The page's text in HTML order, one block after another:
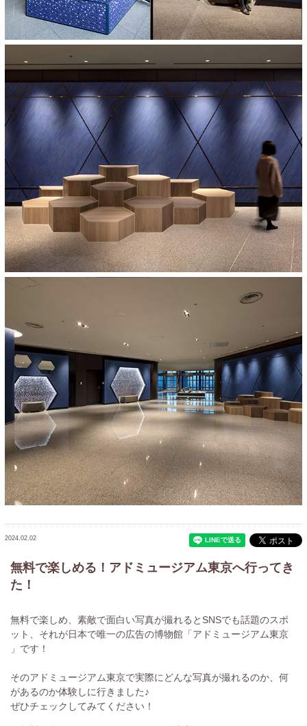
2024.02.02
無料で楽しめる！アドミュージアム東京へ行ってき
た！
無料で楽しめ、素敵で面白い写真が撮れるとSNSでも話題のスポ
ット、それが日本で唯一の広告の博物館「アドミュージアム東京
」です！
そのアドミュージアム東京で実際にどんな写真が撮れるのか、何
があるのか体験しに行きました♪
ぜひチェックしてみてください！